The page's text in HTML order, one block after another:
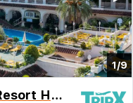
1/9
Guitart Central Park Aqua Resort Hotel